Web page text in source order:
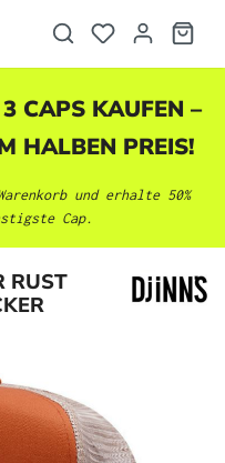
CAPS KAUFEN –
HALBEN PREIS!
und erhalte 50%
Cap.
RUST